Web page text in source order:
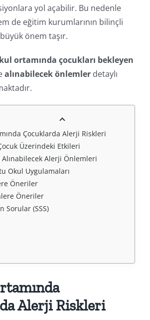
yol açabilir. Bu nedenle
de eğitim kurumlarının bilinçli
önem taşır.
ortamında çocukları bekleyen
alınabilecek önlemlerdetaylı
Çocuklarda Alerji Riskleri
Üzerindeki Etkileri
Alerji Önlemleri
Okul Uygulamaları
Öneriler
Öneriler
Sorular (SSS)
Alerji Riskleri